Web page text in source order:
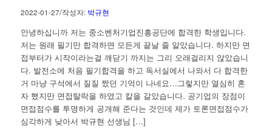
2022-01-27/작성자: 박규현
안녕하십니까 저는 중소벤처기업진흥공단에 합격한 학생입니다.
저는 원래 필기만 합격하면 모든게 끝날 줄 알았습니다. 하지만 면
접부터가 시작이라는걸 깨닫기 까지는 그리 오래걸리지 않았습니
다. 발전소에 처음 필기합격을 하고 독서실에서 나와서 다 합격한
거 마냥 구석에서 질질 짰던 기억이 나네요…그렇지만 열심히 혼
자 했지만 면접탈락을 하였고 칼을 갈았습니다. 공기업의 장점이
면접점수를 투명하게 공개해 준다는 것인데 제가 토론면접점수가
심각하게 낮아서 박규현 선생님 […]